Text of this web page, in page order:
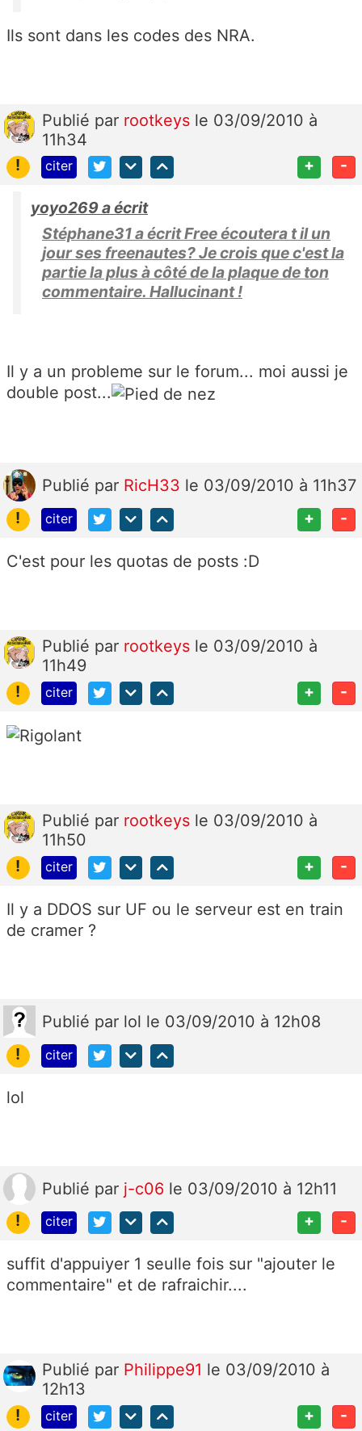
Ils sont dans les codes des NRA.
Publié par rootkeys le 03/09/2010 à
11h34
!
citer + -
yoyo269 a écrit
Stéphane31 a écrit Free écoutera t il un
jour ses freenautes? Je crois que c'est la
partie la plus à côté de la plaque de ton
commentaire. Hallucinant !
Il y a un probleme sur le forum... moi aussi je
double post...
Publié par RicH33 le 03/09/2010 à 11h37
!
citer + -
C'est pour les quotas de posts :D
Publié par rootkeys le 03/09/2010 à
11h49
!
citer + -
Publié par rootkeys le 03/09/2010 à
11h50
!
citer + -
Il y a DDOS sur UF ou le serveur est en train
de cramer ?
Publié par lol le 03/09/2010 à 12h08
!
citer
lol
Publié par j-c06 le 03/09/2010 à 12h11
!
citer + -
suffit d'appuiyer 1 seulle fois sur "ajouter le
commentaire" et de rafraichir....
Publié par Philippe91 le 03/09/2010 à
12h13
!
citer + -